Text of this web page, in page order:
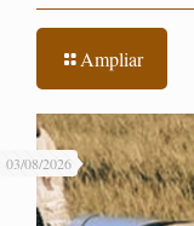
Ampliar
03/08/2026